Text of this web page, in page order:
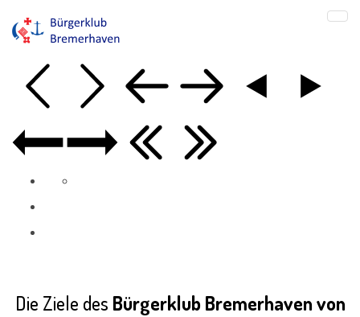
Die Ziele des Bürgerklub Bremerhaven von